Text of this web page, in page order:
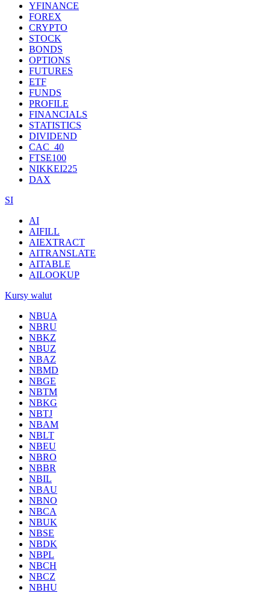
YFINANCE
FOREX
CRYPTO
STOCK
BONDS
OPTIONS
FUTURES
ETF
FUNDS
PROFILE
FINANCIALS
STATISTICS
DIVIDEND
CAC_40
FTSE100
NIKKEI225
DAX
SI
AI
AIFILL
AIEXTRACT
AITRANSLATE
AITABLE
AILOOKUP
Kursy walut
NBUA
NBRU
NBKZ
NBUZ
NBAZ
NBMD
NBGE
NBTM
NBKG
NBTJ
NBAM
NBLT
NBEU
NBRO
NBBR
NBIL
NBAU
NBNO
NBCA
NBUK
NBSE
NBDK
NBPL
NBCH
NBCZ
NBHU